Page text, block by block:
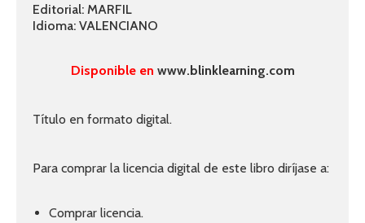
Editorial: MARFIL
Idioma: VALENCIANO
Disponible en www.blinklearning.com
Título en formato digital.
Para comprar la licencia digital de este libro diríjase a:
Comprar licencia.